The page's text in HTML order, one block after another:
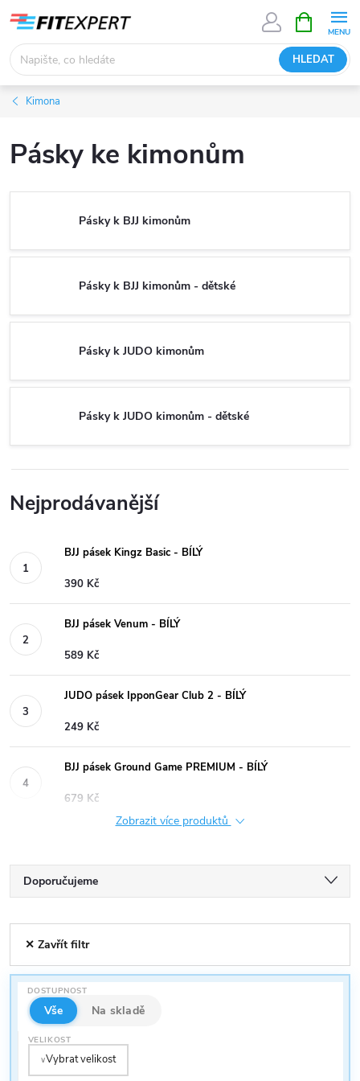
obsah
HLEDAT
NÁKUPNÍ
KOŠÍK
Kimona
Pásky ke kimonům
Pásky k BJJ kimonům
Pásky k BJJ kimonům - dětské
Pásky k JUDO kimonům
Pásky k JUDO kimonům - dětské
Nejprodávanější
BJJ pásek Kingz Basic - BÍLÝ
390 Kč
BJJ pásek Venum - BÍLÝ
589 Kč
JUDO pásek IpponGear Club 2 - BÍLÝ
249 Kč
BJJ pásek Ground Game PREMIUM - BÍLÝ
679 Kč
Zobrazit více produktů
Ř
a
z
Doporučujeme
Nejdražší
Nejprodávanější
Abecedně
V
ý
✕ Zavřít filtr
DOSTUPNOST
Vše Na skladě
VELIKOST
∨Vybrat velikost